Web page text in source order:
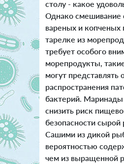
столу - какое
Однако смешивание
вареных и копченых
тарелке из
требует особого
морепродукты,
могут представлять
распространения
бактерий.
снизить риск
безопасности сырой
Сашими из дикой
вероятностью
чем из выращенной